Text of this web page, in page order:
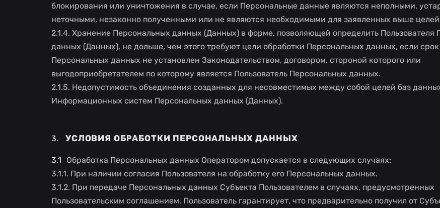
блокирования или уничтожения в случае, если Персональные данные являются неполными,
неточными, незаконно полученными или не являются необходимыми для заявленных выше целей
2.1.4. Хранение Персональных данных (Данных) в форме, позволяющей определить Пользователя
данных (Данных), не дольше, чем этого требуют цели обработки Персональных данных, если
Персональных данных не установлен Законодательством, договором, стороной которого или
выгодоприобретателем по которому является Пользователь Персональных данных.
2.1.5. Недопустимость объединения созданных для несовместимых между собой целей баз
Информационных систем Персональных данных (Данных).
УСЛОВИЯ ОБРАБОТКИ ПЕРСОНАЛЬНЫХ ДАННЫХ
Обработка Персональных данных Оператором допускается в следующих случаях:
3.1.1. При наличии согласия Пользователя на обработку его Персональных данных.
3.1.2. При передаче Персональных данных Субъекта Пользователем в случаях, предусмотренных
Пользовательским соглашением. Пользователь гарантирует, что предварительно получил от